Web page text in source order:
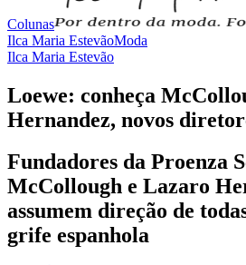
Colunas
Ilca Maria EstevãoModa
Ilca Maria Estevão
Loewe: conheça
Hernandez, novos
Fundadores da Proenza
McCollough e Lazaro
assumem direção de
grife espanhola